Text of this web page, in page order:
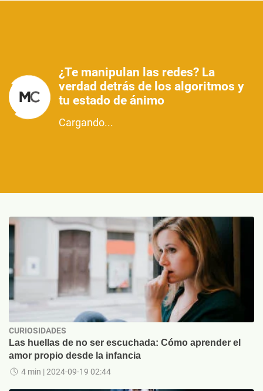
¿Te manipulan las redes? La
verdad detrás de los algoritmos y
tu estado de ánimo
Cargando...
CURIOSIDADES
Las huellas de no ser escuchada: Cómo aprender el
amor propio desde la infancia
4 min | 2024-09-19 02:44